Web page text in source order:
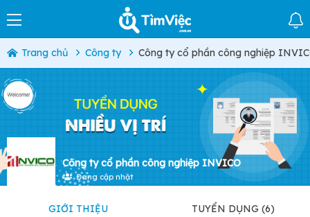
Trang chủ Công ty Công ty cổ phần công nghiệp
Công ty cổ phần công nghiệp INVICO
Đang cập nhật
GIỚI THIỆU TUYỂN DỤNG (6)